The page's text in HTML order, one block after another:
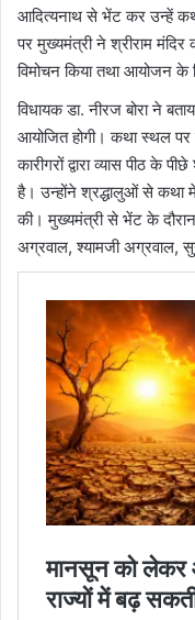
आदित्यनाथ से भेंट कर उन्हें
पर मुख्यमंत्री ने श्रीराम
विमोचन किया तथा आयोजन के
विधायक डा. नीरज बोरा ने
आयोजित होगी। कथा स्थल पर
कारीगरों द्वारा व्यास पीठ के
है। उन्होंने श्रद्धालुओं से कथा
की। मुख्यमंत्री से भेंट के
अग्रवाल, श्यामजी अग्रवाल,